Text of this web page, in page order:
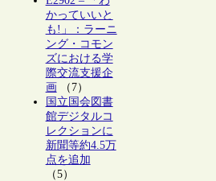
かっていいと
も!」：ラーニ
ング・コモン
ズにおける学
際交流支援企
画 （7）
国立国会図書
館デジタルコ
レクションに
新聞等約4.5万
点を追加
（5）